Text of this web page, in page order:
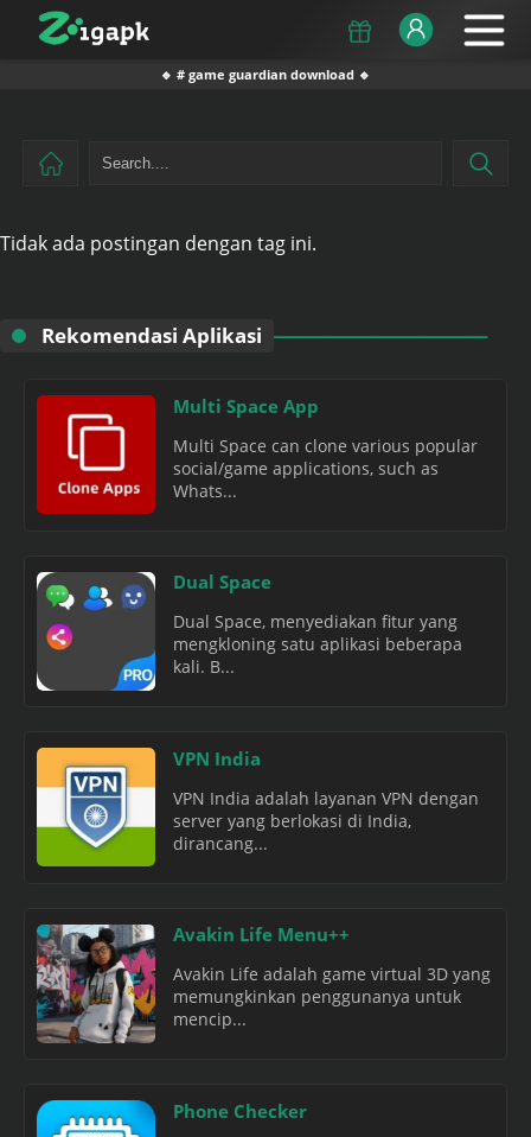
🔹 # game guardian download 🔹
Tidak ada postingan dengan tag ini.
Rekomendasi Aplikasi
Multi Space App
Multi Space can clone various popular
social/game applications, such as
Whats...
Dual Space
Dual Space, menyediakan fitur yang
mengkloning satu aplikasi beberapa
kali. B...
VPN India
VPN India adalah layanan VPN dengan
server yang berlokasi di India,
dirancang...
Avakin Life Menu++
Avakin Life adalah game virtual 3D yang
memungkinkan penggunanya untuk
mencip...
Phone Checker